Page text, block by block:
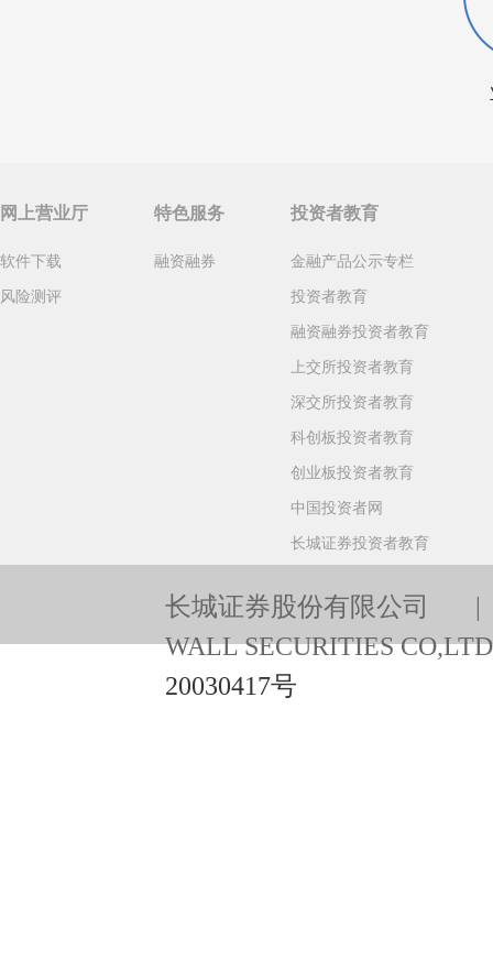
网上营业厅
软件下载
风险测评
特色服务
融资融券
投资者教育
金融产品公示专栏
投资者教育
融资融券投资者教育
上交所投资者教育
深交所投资者教育
科创板投资者教育
创业板投资者教育
中国投资者网
长城证券投资者教育
长城证券股份有限公司 |
WALL SECURITIES
20030417号